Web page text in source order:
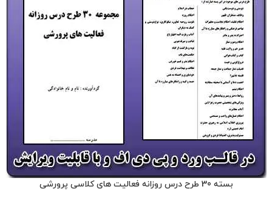
بسته 30 طرح درس روزانه فعالیت های کلاسی پرورشی